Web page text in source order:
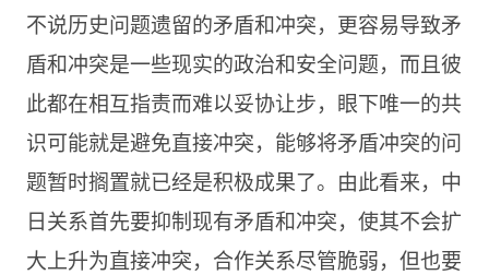
不说历史问题遗留的矛盾和冲突，更容易导致矛
盾和冲突是一些现实的政治和安全问题，而且彼
此都在相互指责而难以妥协让步，眼下唯一的共
识可能就是避免直接冲突，能够将矛盾冲突的问
题暂时搁置就已经是积极成果了。由此看来，中
日关系首先要抑制现有矛盾和冲突，使其不会扩
大上升为直接冲突，合作关系尽管脆弱，但也要